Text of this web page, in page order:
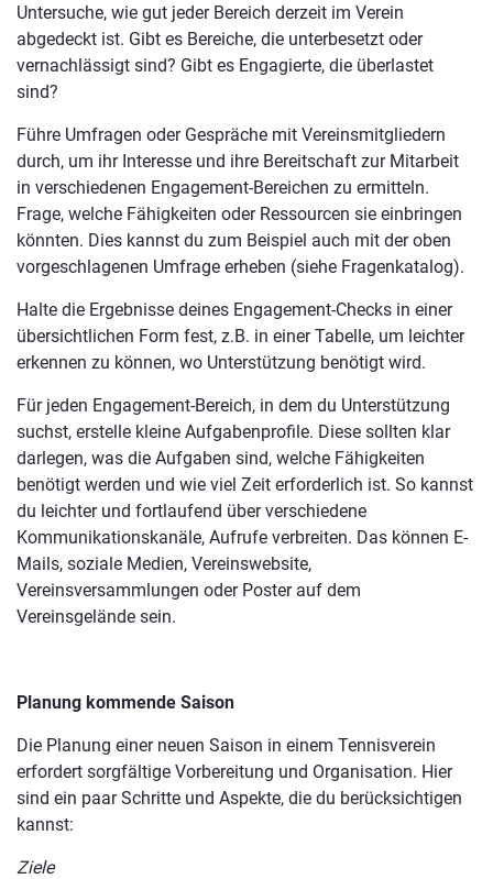
Untersuche, wie gut jeder Bereich derzeit im Verein
abgedeckt ist. Gibt es Bereiche, die unterbesetzt oder
vernachlässigt sind? Gibt es Engagierte, die überlastet
sind?
Führe Umfragen oder Gespräche mit Vereinsmitgliedern
durch, um ihr Interesse und ihre Bereitschaft zur Mitarbeit
in verschiedenen Engagement-Bereichen zu ermitteln.
Frage, welche Fähigkeiten oder Ressourcen sie einbringen
könnten. Dies kannst du zum Beispiel auch mit der oben
vorgeschlagenen Umfrage erheben (siehe Fragenkatalog).
Halte die Ergebnisse deines Engagement-Checks in einer
übersichtlichen Form fest, z.B. in einer Tabelle, um leichter
erkennen zu können, wo Unterstützung benötigt wird.
Für jeden Engagement-Bereich, in dem du Unterstützung
suchst, erstelle kleine Aufgabenprofile. Diese sollten klar
darlegen, was die Aufgaben sind, welche Fähigkeiten
benötigt werden und wie viel Zeit erforderlich ist. So kannst
du leichter und fortlaufend über verschiedene
Kommunikationskanäle, Aufrufe verbreiten. Das können E-
Mails, soziale Medien, Vereinswebsite,
Vereinsversammlungen oder Poster auf dem
Vereinsgelände sein.
Planung kommende Saison
Die Planung einer neuen Saison in einem Tennisverein
erfordert sorgfältige Vorbereitung und Organisation. Hier
sind ein paar Schritte und Aspekte, die du berücksichtigen
kannst:
Ziele